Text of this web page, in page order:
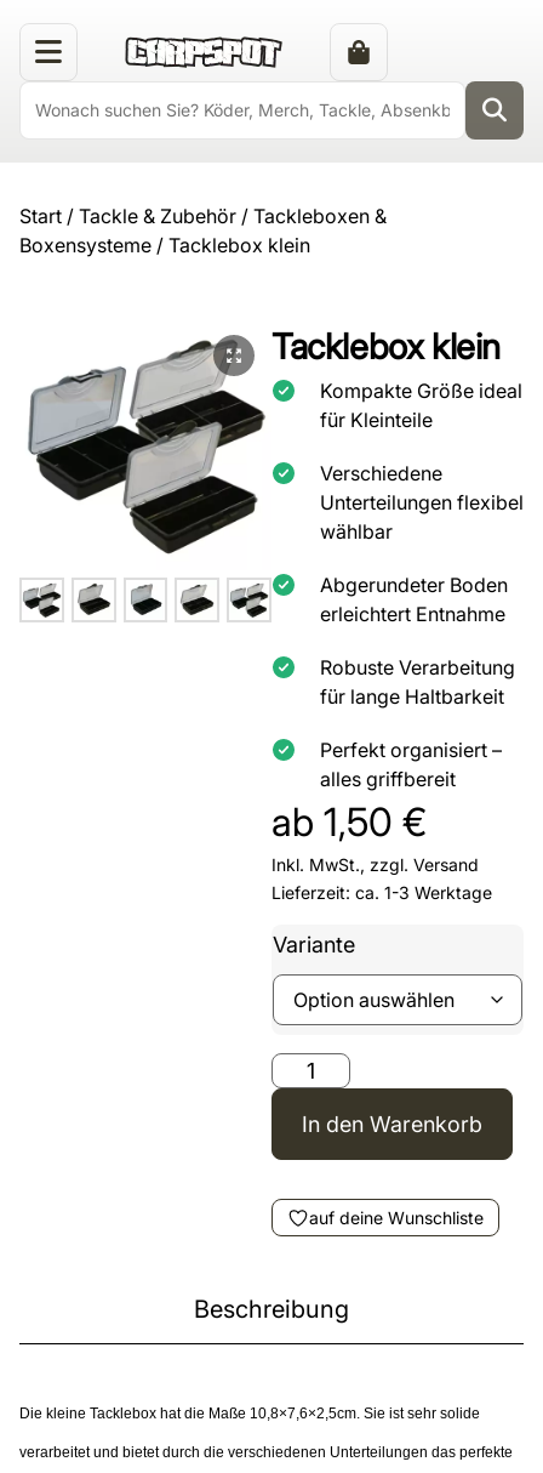
Start / Tackle & Zubehör / Tackleboxen &
Boxensysteme / Tacklebox klein
Tacklebox klein
Kompakte Größe ideal
für Kleinteile
Verschiedene
Unterteilungen flexibel
wählbar
Abgerundeter Boden
erleichtert Entnahme
Robuste Verarbeitung
für lange Haltbarkeit
Perfekt organisiert –
alles griffbereit
ab 1,50 €
Inkl. MwSt., zzgl. Versand
Lieferzeit: ca. 1-3 Werktage
Variante
In den Warenkorb
auf deine Wunschliste
Beschreibung
Die kleine Tacklebox hat die Maße 10,8×7,6×2,5cm. Sie ist sehr solide
verarbeitet und bietet durch die verschiedenen Unterteilungen das perfekte